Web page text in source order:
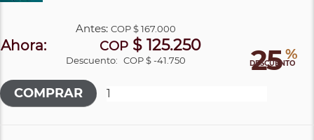
25 %
DESCUENTO
Antes: COP$ 167.000
Ahora: COP$ 125.250
Descuento: COP $ -41.750